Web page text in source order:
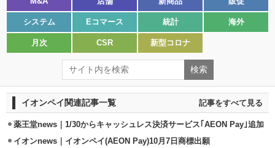
システム Eコマース 統計 海外
月次 CSR 新型コロナ
イオンペイ関連記事一覧 記事をすべて見る
薬王堂news｜1/30からキャッシュレス決済サービス｢AEON Pay｣追加
イオンnews｜イオンペイ(AEON Pay)10月7日商標出願